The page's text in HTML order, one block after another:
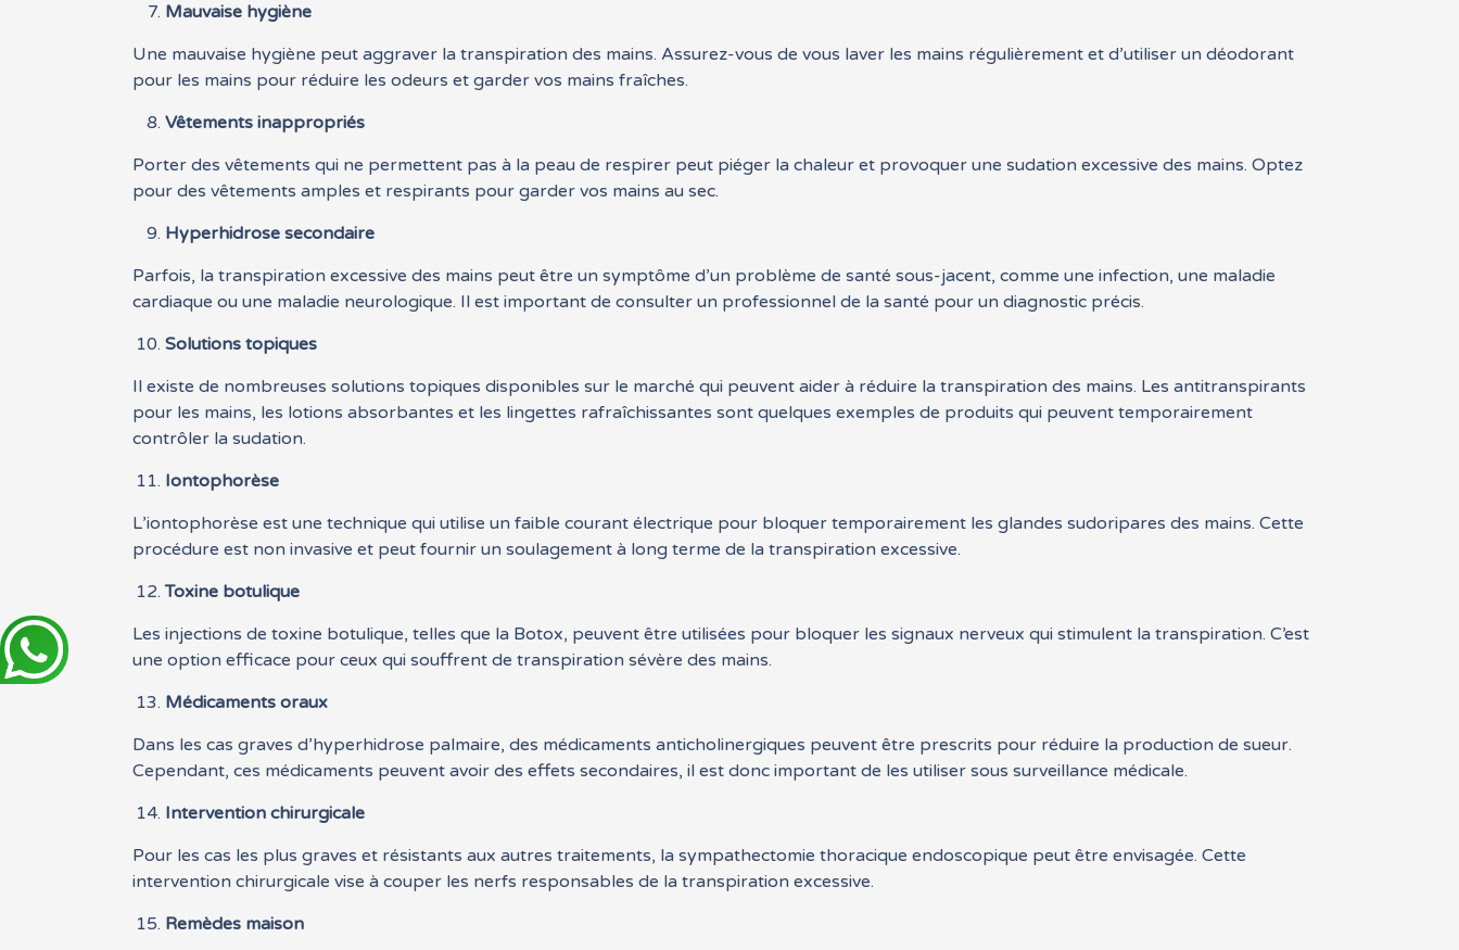
Mauvaise hygiène
Une mauvaise hygiène peut aggraver la transpiration des mains. Assurez-vous de vous laver les mains régulièrement et d’utiliser un déodorant
pour les mains pour réduire les odeurs et garder vos mains fraîches.
Vêtements inappropriés
Porter des vêtements qui ne permettent pas à la peau de respirer peut piéger la chaleur et provoquer une sudation excessive des mains. Optez
pour des vêtements amples et respirants pour garder vos mains au sec.
Hyperhidrose secondaire
Parfois, la transpiration excessive des mains peut être un symptôme d’un problème de santé sous-jacent, comme une infection, une maladie
cardiaque ou une maladie neurologique. Il est important de consulter un professionnel de la santé pour un diagnostic précis.
Solutions topiques
Il existe de nombreuses solutions topiques disponibles sur le marché qui peuvent aider à réduire la transpiration des mains. Les antitranspirants
pour les mains, les lotions absorbantes et les lingettes rafraîchissantes sont quelques exemples de produits qui peuvent temporairement
contrôler la sudation.
Iontophorèse
L’iontophorèse est une technique qui utilise un faible courant électrique pour bloquer temporairement les glandes sudoripares des mains. Cette
procédure est non invasive et peut fournir un soulagement à long terme de la transpiration excessive.
Toxine botulique
Les injections de toxine botulique, telles que la Botox, peuvent être utilisées pour bloquer les signaux nerveux qui stimulent la transpiration. C’est
une option efficace pour ceux qui souffrent de transpiration sévère des mains.
Médicaments oraux
Dans les cas graves d’hyperhidrose palmaire, des médicaments anticholinergiques peuvent être prescrits pour réduire la production de sueur.
Cependant, ces médicaments peuvent avoir des effets secondaires, il est donc important de les utiliser sous surveillance médicale.
Intervention chirurgicale
Pour les cas les plus graves et résistants aux autres traitements, la sympathectomie thoracique endoscopique peut être envisagée. Cette
intervention chirurgicale vise à couper les nerfs responsables de la transpiration excessive.
Remèdes maison